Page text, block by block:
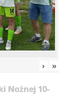
› »
Nożnej 10-